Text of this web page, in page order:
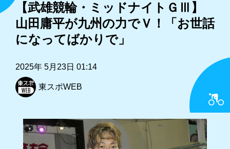
【武雄競輪・ミッドナイトＧⅢ】
山田庸平が九州の力でＶ！「お世話
になってばかりで」
2025年 5月23日 01:14
東スポWEB